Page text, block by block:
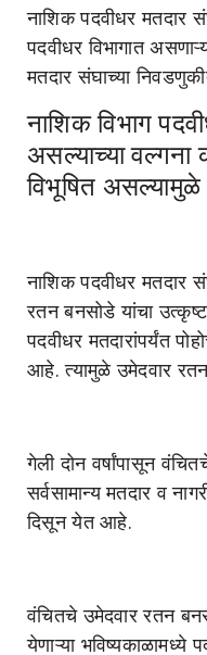
नाशिक पदवीधर मतदार
पदवीधर विभागात
मतदार संघाच्या
नाशिक विभाग
असल्याच्या
विभूषित
नाशिक पदवीधर मतदार
रतन बनसोडे यांचा
पदवीधर मतदारांपर्यंत
आहे. त्यामुळे उमेदवार
गेली दोन वर्षांपासून
सर्वसामान्य मतदार व
दिसून येत आहे.
वंचितचे उमेदवार रतन
येणाऱ्या भविष्यकाळामध्ये